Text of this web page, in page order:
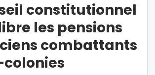
constitutionnel
les pensions
combattants
colonies